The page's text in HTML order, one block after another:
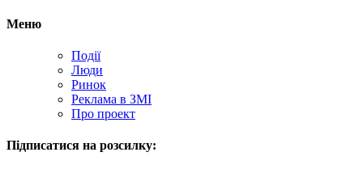
Меню
Події
Люди
Ринок
Реклама в ЗМІ
Про проект
Підписатися на розсилку: